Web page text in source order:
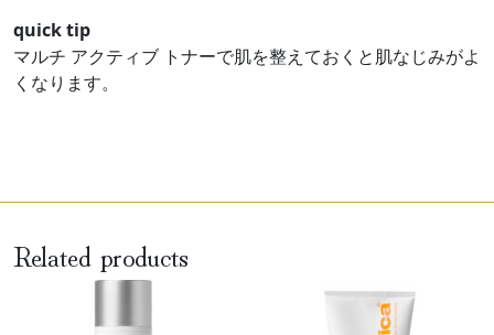
quick tip
マルチ アクティブ トナーで肌を整えておくと肌なじみがよ
くなります。
Related products